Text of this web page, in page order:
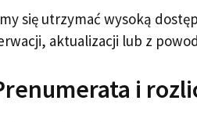
się utrzymać wysoką
aktualizacji lub z
i